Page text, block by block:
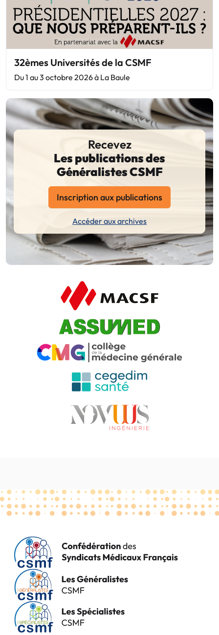
32èmes Universités de la CSMF
Du 1 au 3 octobre 2026 à La Baule
Recevez
Les publications des
Généralistes CSMF
Inscription aux publications
Accéder aux archives